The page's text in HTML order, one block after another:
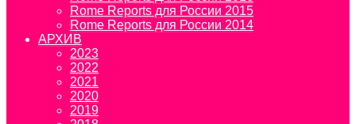
Rome Reports для России 2015
Rome Reports для России 2014
АРХИВ
2023
2022
2021
2020
2019